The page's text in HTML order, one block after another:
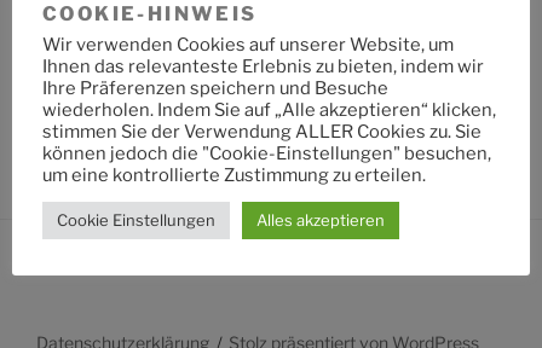
Suche
nach:
Datenschutzerklärung Stolz präsentiert von WordPress
COOKIE-HINWEIS
Wir verwenden Cookies auf unserer Website, um
Ihnen das relevanteste Erlebnis zu bieten, indem wir
Ihre Präferenzen speichern und Besuche
wiederholen. Indem Sie auf „Alle akzeptieren“ klicken,
stimmen Sie der Verwendung ALLER Cookies zu. Sie
können jedoch die "Cookie-Einstellungen" besuchen,
um eine kontrollierte Zustimmung zu erteilen.
Cookie Einstellungen Alles akzeptieren